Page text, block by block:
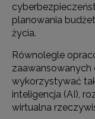
planowania
życia.
Równolegle
zaawansowanych
wykorzystywać
inteligencja (AI),
wirtualna